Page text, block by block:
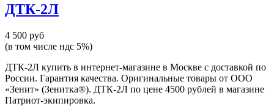
ДТК-2Л
4 500 руб
(в том числе ндс 5%)
ДТК-2Л купить в интернет-магазине в Москве с доставкой по
России. Гарантия качества. Оригинальные товары от ООО
«Зенит» (Зенитка®). ДТК-2Л по цене 4500 рублей в магазине
Патриот-экипировка.